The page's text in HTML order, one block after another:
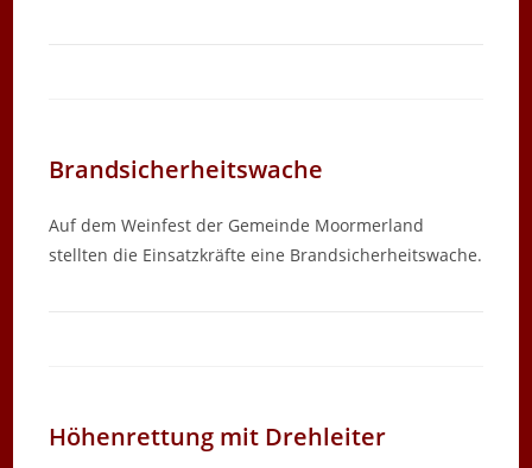
Brandsicherheitswache
Auf dem Weinfest der Gemeinde Moormerland
stellten die Einsatzkräfte eine Brandsicherheitswache.
Höhenrettung mit Drehleiter